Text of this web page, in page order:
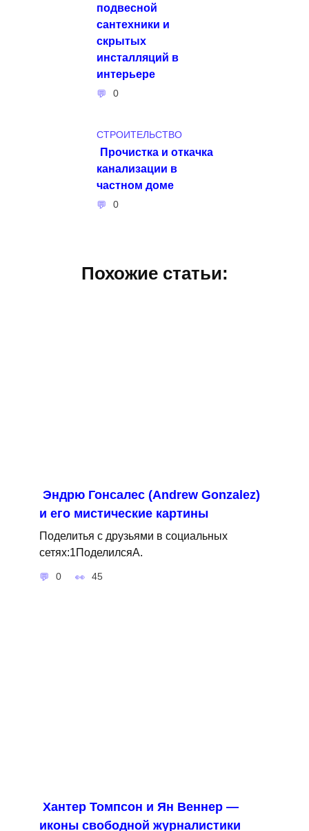
подвесной
сантехники и
скрытых
инсталляций в
интерьере
0
СТРОИТЕЛЬСТВО
Прочистка и откачка
канализации в
частном доме
0
Похожие статьи:
Эндрю Гонсалес (Andrew Gonzalez)
и его мистические картины
Поделитья с друзьями в социальных
сетях:1ПоделилсяA.
0 45
Хантер Томпсон и Ян Веннер —
иконы свободной журналистики